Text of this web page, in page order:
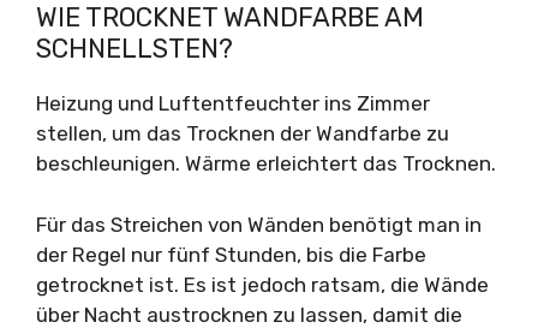
WIE TROCKNET WANDFARBE AM
SCHNELLSTEN?
Heizung und Luftentfeuchter ins Zimmer
stellen, um das Trocknen der Wandfarbe zu
beschleunigen. Wärme erleichtert das Trocknen.
Für das Streichen von Wänden benötigt man in
der Regel nur fünf Stunden, bis die Farbe
getrocknet ist. Es ist jedoch ratsam, die Wände
über Nacht austrocknen zu lassen, damit die